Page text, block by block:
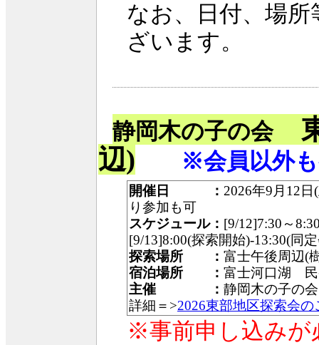
なお、日付、場
ざいます。
静岡木の子の会東
辺)
※会員以外
開催日 ： 2026年9月12
り参加も可
スケジュール： [9/12]7:30～
[9/13]8:00(探索開始)-13:30(同
探索場所 ： 富士午後周辺(
宿泊場所 ： 富士河口湖
主催 ： 静岡木の子の会
詳細＝>2026東部地区探索会
※事前申し込みが